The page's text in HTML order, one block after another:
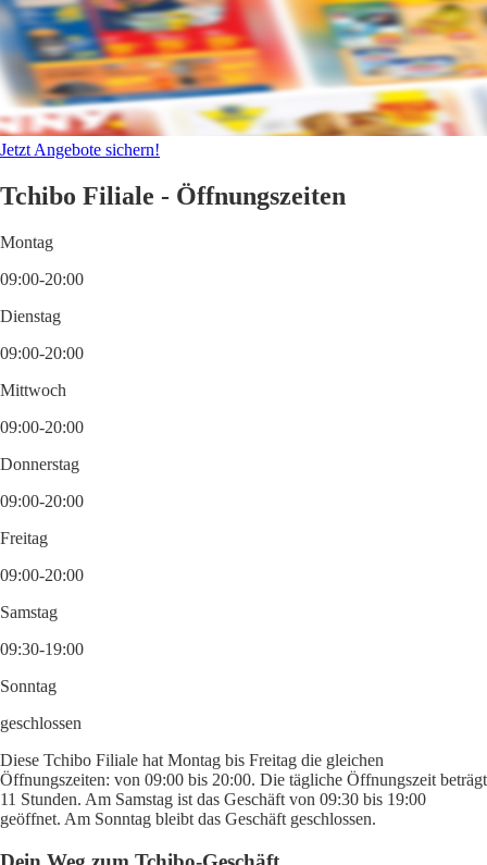
Jetzt Angebote sichern!
Tchibo Filiale - Öffnungszeiten
Montag
09:00-20:00
Dienstag
09:00-20:00
Mittwoch
09:00-20:00
Donnerstag
09:00-20:00
Freitag
09:00-20:00
Samstag
09:30-19:00
Sonntag
geschlossen
Diese Tchibo Filiale hat Montag bis Freitag die gleichen
Öffnungszeiten: von 09:00 bis 20:00. Die tägliche Öffnungszeit beträgt
11 Stunden. Am Samstag ist das Geschäft von 09:30 bis 19:00
geöffnet. Am Sonntag bleibt das Geschäft geschlossen.